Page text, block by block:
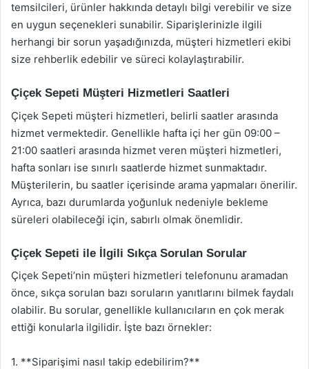
temsilcileri, ürünler hakkında detaylı bilgi verebilir ve size
en uygun seçenekleri sunabilir. Siparişlerinizle ilgili
herhangi bir sorun yaşadığınızda, müşteri hizmetleri ekibi
size rehberlik edebilir ve süreci kolaylaştırabilir.
Çiçek Sepeti Müşteri Hizmetleri Saatleri
Çiçek Sepeti müşteri hizmetleri, belirli saatler arasında
hizmet vermektedir. Genellikle hafta içi her gün 09:00 –
21:00 saatleri arasında hizmet veren müşteri hizmetleri,
hafta sonları ise sınırlı saatlerde hizmet sunmaktadır.
Müşterilerin, bu saatler içerisinde arama yapmaları önerilir.
Ayrıca, bazı durumlarda yoğunluk nedeniyle bekleme
süreleri olabileceği için, sabırlı olmak önemlidir.
Çiçek Sepeti ile İlgili Sıkça Sorulan Sorular
Çiçek Sepeti’nin müşteri hizmetleri telefonunu aramadan
önce, sıkça sorulan bazı soruların yanıtlarını bilmek faydalı
olabilir. Bu sorular, genellikle kullanıcıların en çok merak
ettiği konularla ilgilidir. İşte bazı örnekler:
1. **Siparişimi nasıl takip edebilirim?**